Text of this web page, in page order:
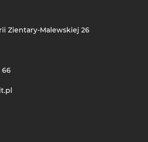
Zientary-Malewskiej 26
66